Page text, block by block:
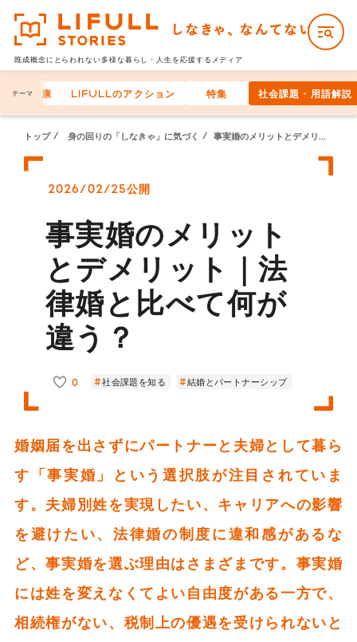
既成概念にとらわれない多様な暮らし・人生を応援するメディア
テーマ
体の健康 LIFULLのアクション 特集 社会課題・用語解説
トップ 身の回りの「しなきゃ」に気づく 事実婚のメリットとデメリット｜法律婚と比べて何が違う？
2026/02/25公開
事実婚のメリット
とデメリット｜法
律婚と比べて何が
違う？
0 社会課題を知る 結婚とパートナーシップ
婚姻届を出さずにパートナーと夫婦として暮ら
す「事実婚」という選択肢が注目されていま
す。夫婦別姓を実現したい、キャリアへの影響
を避けたい、法律婚の制度に違和感があるな
ど、事実婚を選ぶ理由はさまざまです。事実婚
には姓を変えなくてよい自由度がある一方で、
相続権がない、税制上の優遇を受けられないと